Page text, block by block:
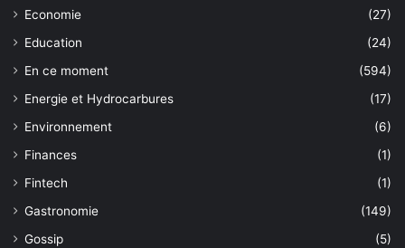
Economie
(27)
Education
(24)
En ce moment
(594)
Energie et Hydrocarbures
(17)
Environnement
(6)
Finances
(1)
Fintech
(1)
Gastronomie
(149)
Gossip
(5)